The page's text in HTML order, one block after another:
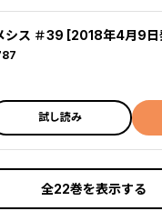
シス ＃39 [2018年4月9日
試し読み
全22巻を表示する